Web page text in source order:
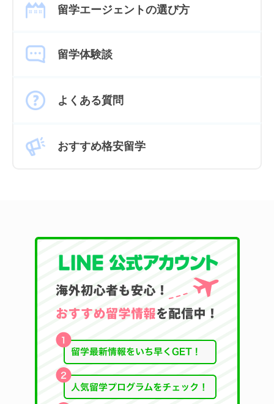
留学エージェントの選び方
留学体験談
よくある質問
おすすめ格安留学